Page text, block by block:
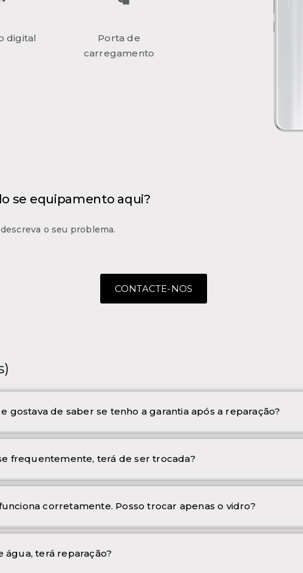
digital
Porta de
carregamento
se equipamento aqui?
o seu problema.
CONTACTE-NOS
gostava de saber se tenho a garantia após a reparação?
frequentemente, terá de ser trocada?
corretamente. Posso trocar apenas o vidro?
terá reparação?